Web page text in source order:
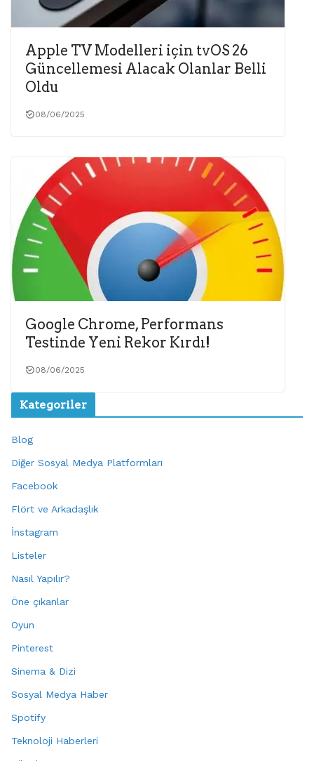
Apple TV Modelleri için tvOS 26
Güncellemesi Alacak Olanlar Belli
Oldu
08/06/2025
Google Chrome, Performans
Testinde Yeni Rekor Kırdı!
08/06/2025
Kategoriler
Blog
Diğer Sosyal Medya Platformları
Facebook
Flört ve Arkadaşlık
İnstagram
Listeler
Nasıl Yapılır?
Öne çıkanlar
Oyun
Pinterest
Sinema & Dizi
Sosyal Medya Haber
Spotify
Teknoloji Haberleri